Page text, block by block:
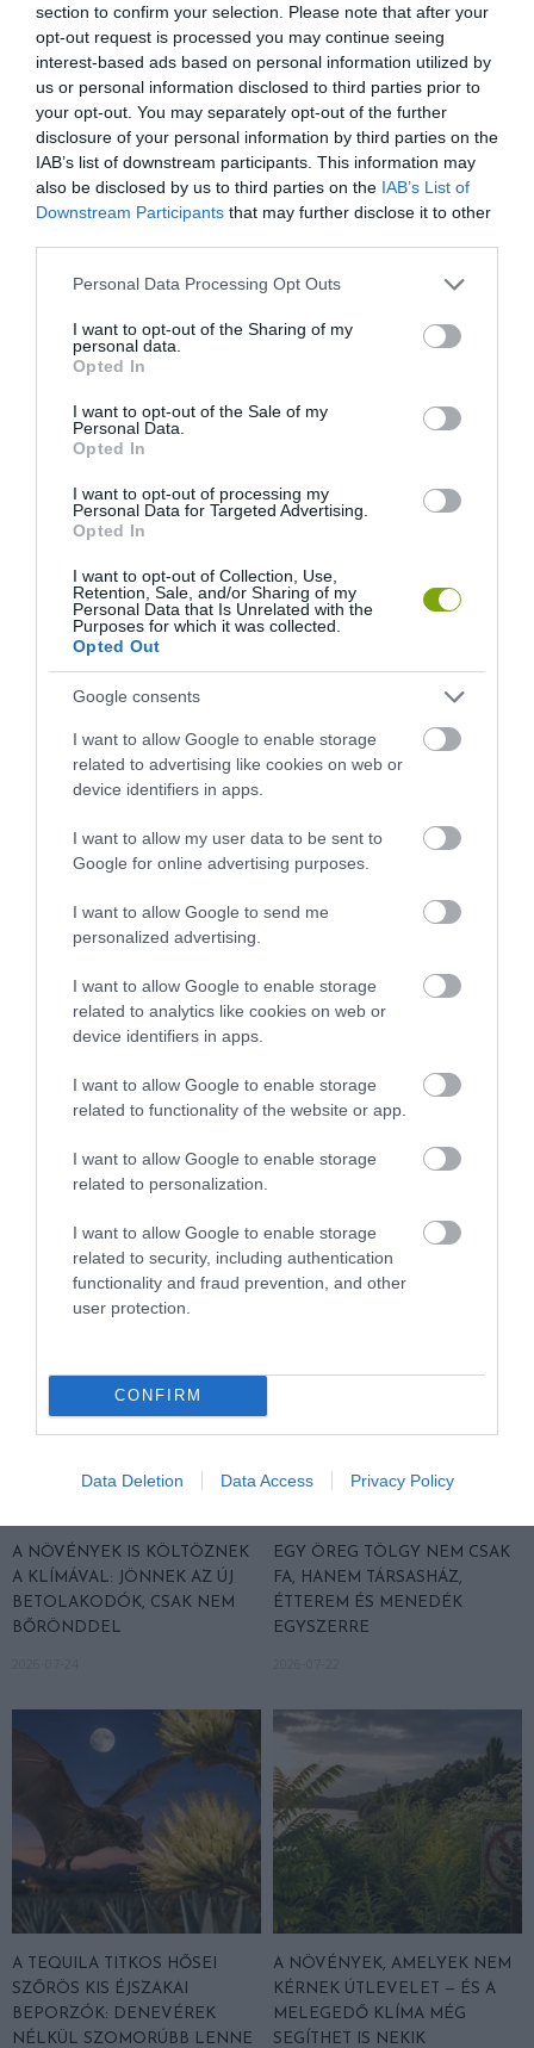
section to confirm your selection. Please note that after your
opt-out request is processed you may continue seeing
interest-based ads based on personal information utilized by
us or personal information disclosed to third parties prior to
your opt-out. You may separately opt-out of the further
disclosure of your personal information by third parties on the
IAB’s list of downstream participants. This information may
also be disclosed by us to third parties on the IAB’s List of
Downstream Participants that may further disclose it to other
Please note that this website/app uses one or more Google
not limited to your visit or usage behaviour. You may click to
grant or deny consent to Google and its third-party tags to
use your data for below specified purposes in below Google
consent section.
Personal Data Processing Opt Outs
I want to opt-out of the Sharing of my
personal data.
Opted In
I want to opt-out of the Sale of my
Personal Data.
Opted In
I want to opt-out of processing my
Personal Data for Targeted Advertising.
Opted In
I want to opt-out of Collection, Use,
Retention, Sale, and/or Sharing of my
Personal Data that Is Unrelated with the
Purposes for which it was collected.
Opted Out
Google consents
I want to allow Google to enable storage
related to advertising like cookies on web or
device identifiers in apps.
I want to allow my user data to be sent to
Google for online advertising purposes.
I want to allow Google to send me
personalized advertising.
I want to allow Google to enable storage
related to analytics like cookies on web or
device identifiers in apps.
I want to allow Google to enable storage
related to functionality of the website or app.
I want to allow Google to enable storage
related to personalization.
I want to allow Google to enable storage
related to security, including authentication
functionality and fraud prevention, and other
user protection.
CONFIRM
Data Deletion Data Access Privacy Policy
ELŐZŐ CIKK
5 MÓDSZER A KONYHÁT ELÁRASZTÓ MUSLICÁK ELLEN
LEGNÉPSZERŰBB PONTJA
KIRÁNDULÁS PANNONHALMA
KÖRNYÉKÉN: TERMÉSZET,
SZŐLŐ ÉS KOMLÓ
TALÁLKOZÁSA
HŐKUPOLA MAGYARORSZÁG
FELETT: MI EZ A LÁTHATATLAN
FEDŐ, ÉS MI TÖRTÉNIK
A TERMÉSZET NEM SZERETI
VÁLTOZATOS NÖVÉNYZET
ASZÁLY IDEJÉN IS OKOSABB
2026-07-31
A TUDÓSOK 262 ÚJ FAJT
MEGINT FINOMAN JELEZTE:
2026-07-30
A NÖVÉNYEK IS KÖLTÖZNEK
A KLÍMÁVAL: JÖNNEK AZ ÚJ
BETOLAKODÓK, CSAK NEM
BŐRÖNDDEL
EGY ÖREG TÖLGY NEM CSAK
FA, HANEM TÁRSASHÁZ,
ÉTTEREM ÉS MENEDÉK
EGYSZERRE
A TEQUILA TITKOS HŐSEI
SZŐRÖS KIS ÉJSZAKAI
BEPORZÓK: DENEVÉREK
NÉLKÜL SZOMORÚBB LENNE
A NÖVÉNYEK, AMELYEK NEM
KÉRNEK ÚTLEVELET — ÉS A
MELEGEDŐ KLÍMA MÉG
SEGÍTHET IS NEKIK